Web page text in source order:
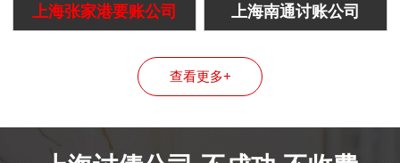
上海张家港要账公司 上海南通讨账公司
查看更多+